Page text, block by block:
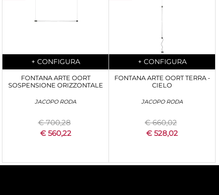
Quantità
+ CONFIGURA
FONTANA ARTE OORT
SOSPENSIONE ORIZZONTALE
JACOPO RODA
€ 700,28
€ 560,22
Quantità
+ CONFIGURA
FONTANA ARTE OORT TERRA -
CIELO
JACOPO RODA
€ 660,02
€ 528,02